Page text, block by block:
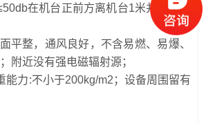
在机台正前方离机台1米并离地面
平整，通风良好，不含易燃、易爆、
附近没有强电磁辐射源；
能力:不小于200kg/m2；设备周围留有